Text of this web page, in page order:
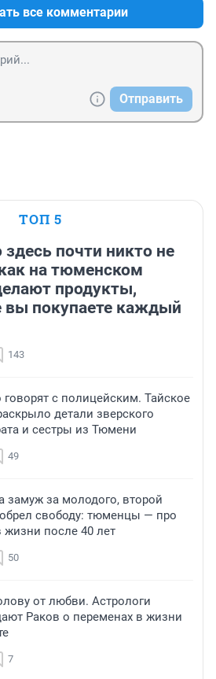
все комментарии
Отправить
ТОП 5
почти никто не
на тюменском
продукты,
вы покупаете каждый
143
говорят с полицейским. Тайское
детали зверского
и сестры из Тюмени
49
за молодого, второй
свободу: тюменцы — про
после 40 лет
50
от любви. Астрологи
Раков о переменах в жизни
7